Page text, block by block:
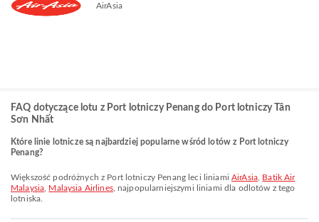
AirAsia
FAQ dotyczące lotu z Port lotniczy Penang do Port lotniczy Tân
Sơn Nhất
Które linie lotnicze są najbardziej popularne wśród lotów z Port lotniczy
Penang?
Większość podróżnych z Port lotniczy Penang leci liniami AirAsia, Batik Air
Malaysia Malaysia Airlines, najpopularniejszymi liniami dla odlotów z tego
lotniska.